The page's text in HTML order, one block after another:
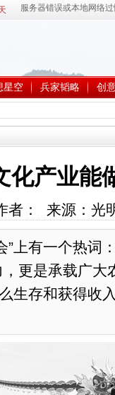
星空 兵家韬略 创
化产业能
者： 来源：光
”上有一个热词
更是承载广大
生存和获得收